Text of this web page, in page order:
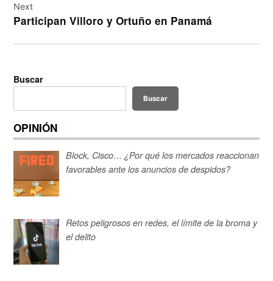
Next
Participan Villoro y Ortuño en Panamá
Buscar
Buscar
OPINIÓN
Block, Cisco… ¿Por qué los mercados reaccionan
favorables ante los anuncios de despidos?
Retos peligrosos en redes, el límite de la broma y
el delito